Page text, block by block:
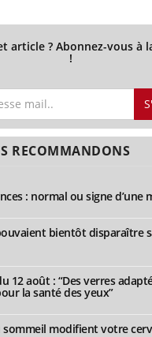
article ? Abonnez-vous à
!
RECOMMANDONS
: normal ou signe d’une
bientôt disparaître
12 août : “Des verres
la santé des yeux”
sommeil modifient votre